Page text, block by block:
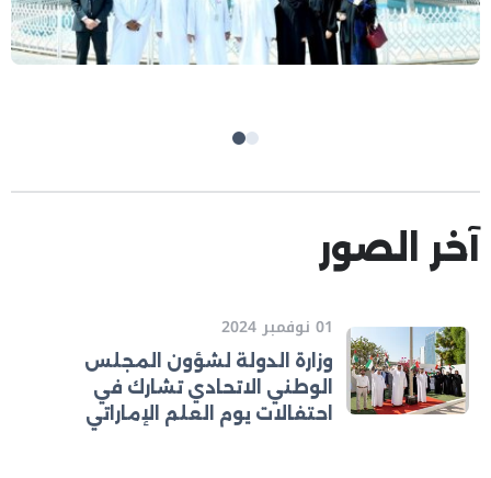
آخر الصور
01 نوفمبر 2024
وزارة الدولة لشؤون المجلس
الوطني الاتحادي تشارك في
احتفالات يوم العلم الإماراتي